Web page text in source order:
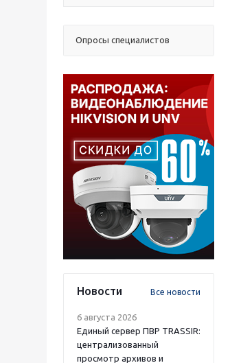
Опросы специалистов
Новости Все новости
6 августа 2026
Единый сервер ПВР TRASSIR:
централизованный
просмотр архивов и